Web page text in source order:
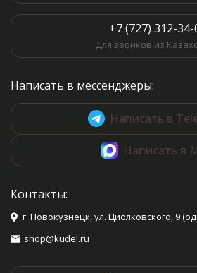
+7 (727) 312-34-
Для звонков из
Написать в мессенджеры:
Написать в
Написать в
Контакты:
г. Новокузнецк, ул. Циолковского, 9
shop@kudel.ru